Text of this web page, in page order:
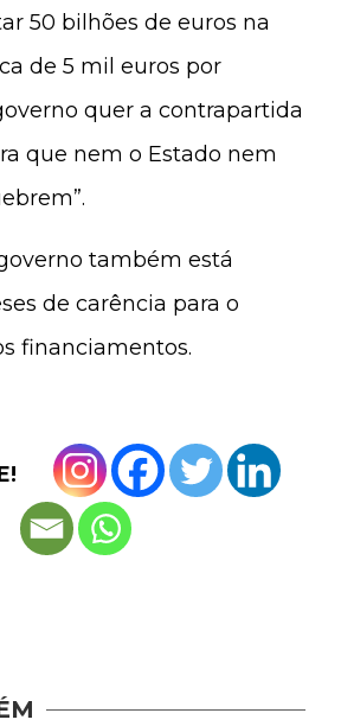
50 bilhões de euros na
de 5 mil euros por
quer a contrapartida
que nem o Estado nem
também está
de carência para o
financiamentos.